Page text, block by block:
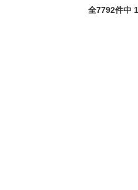
全7792件中